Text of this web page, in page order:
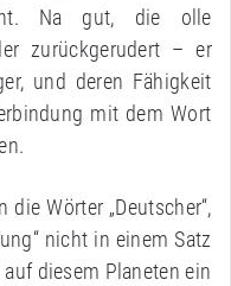
Na gut, die olle
zurückgerudert – er
und deren Fähigkeit
mit dem Wort
Wörter „Deutscher“,
nicht in einem Satz
diesem Planeten ein